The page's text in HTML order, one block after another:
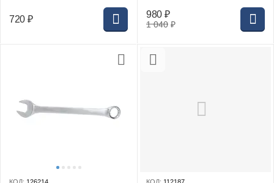
720 ₽ 1 040 ₽
980 ₽
КОД: 126214 КОД: 112187